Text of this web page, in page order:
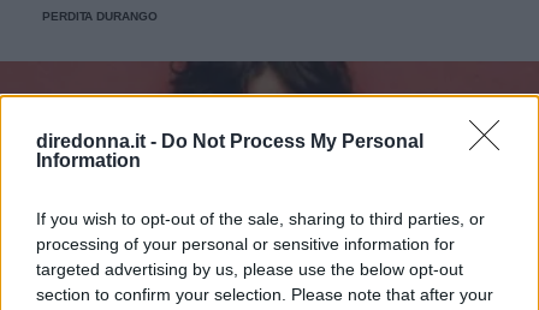
diredonna.it - Do Not Process My Personal
Information
If you wish to opt-out of the sale, sharing to third parties, or
processing of your personal or sensitive information for
targeted advertising by us, please use the below opt-out
section to confirm your selection. Please note that after your
PERDITA DURANGO